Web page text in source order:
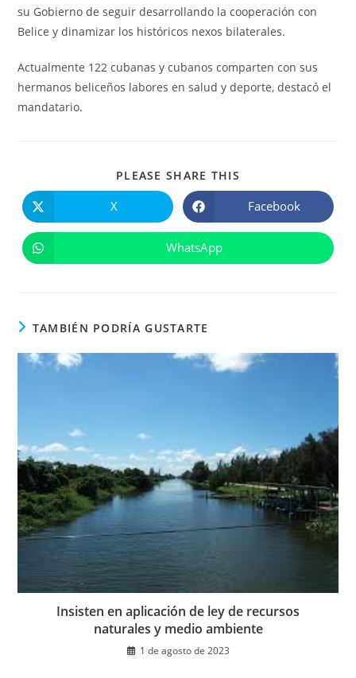
su Gobierno de seguir desarrollando la cooperación con
Belice y dinamizar los históricos nexos bilaterales.
Actualmente 122 cubanas y cubanos comparten con sus
hermanos beliceños labores en salud y deporte, destacó el
mandatario.
PLEASE SHARE THIS
abre
en
ventana
X Se
abre
en
ventana
Facebook
Se
abre
WhatsApp
TAMBIÉN PODRÍA GUSTARTE
Insisten en aplicación de ley de recursos
naturales y medio ambiente
1 de agosto de 2023